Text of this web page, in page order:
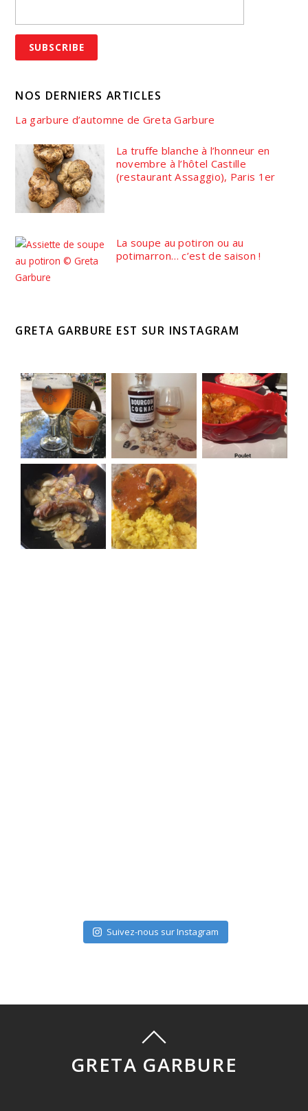
NOS DERNIERS ARTICLES
La garbure d’automne de Greta Garbure
La truffe blanche à l’honneur en
novembre à l’hôtel Castille
(restaurant Assaggio), Paris 1er
La soupe au potiron ou au
potimarron… c’est de saison !
GRETA GARBURE EST SUR INSTAGRAM
Suivez-nous sur Instagram
GRETA GARBURE